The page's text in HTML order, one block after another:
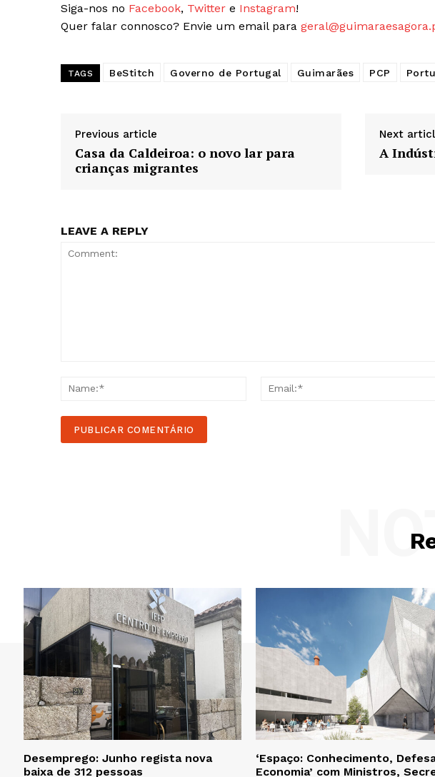
Siga-nos no Facebook, Twitter e Instagram!
Quer falar connosco? Envie um email para
TAGS BeStitch Governo de Portugal Guimarães PCP
Previous article
Casa da Caldeiroa: o novo lar para
crianças migrantes
Next
A
LEAVE A REPLY
Name:*
Desemprego: Junho regista nova
baixa de 312 pessoas
‘Espaço: Conhecimento,
Economia’ com Ministros,